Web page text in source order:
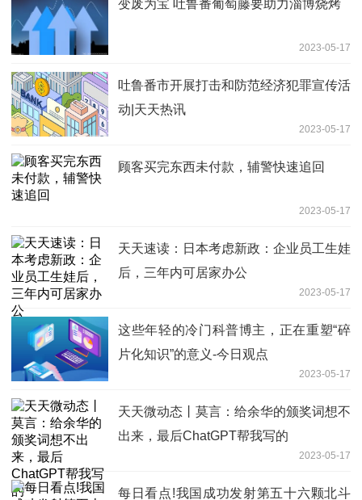
变废为宝 吐鲁番葡萄藤要助力淄博烧烤
2023-05-17
吐鲁番市开展打击和防范经济犯罪宣传活
动|天天热讯
2023-05-17
顾客买完东西未付款，辅警快速追回
2023-05-17
天天速读：日本考虑新政：企业员工生娃
后，三年内可居家办公
2023-05-17
这些年轻的冷门科普博主，正在重塑“碎
片化知识”的意义-今日观点
2023-05-17
天天微动态丨莫言：给余华的颁奖词想不
出来，最后ChatGPT帮我写的
2023-05-17
每日看点!我国成功发射第五十六颗北斗